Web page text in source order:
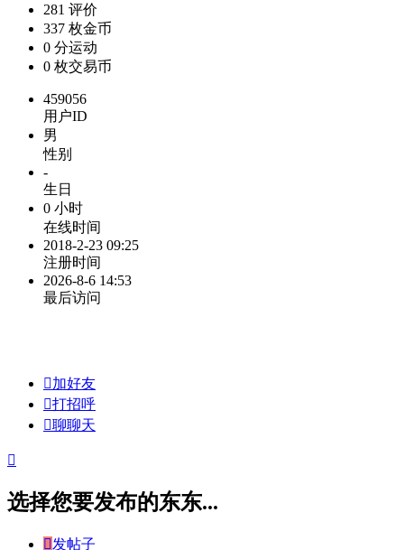
281 评价
337 枚金币
0 分运动
0 枚交易币
459056
用户ID
男
性别
-
生日
0 小时
在线时间
2018-2-23 09:25
注册时间
2026-8-6 14:53
最后访问
加好友
打招呼
聊聊天

选择您要发布的东东...
发帖子